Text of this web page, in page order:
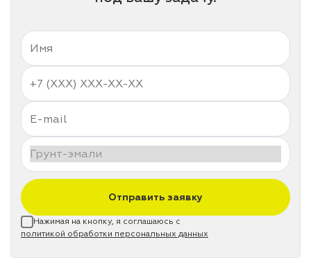
Отправить заявку
Нажимая на кнопку, я соглашаюсь с
политикой обработки персональных данных